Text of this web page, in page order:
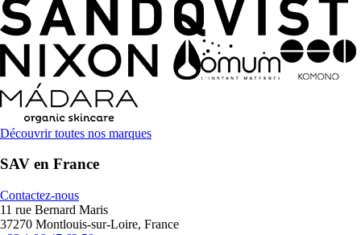
Découvrir toutes nos marques
SAV en France
Contactez-nous
11 rue Bernard Maris
37270 Montlouis-sur-Loire, France